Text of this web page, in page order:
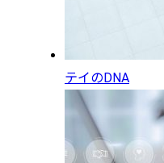
テイのDNA